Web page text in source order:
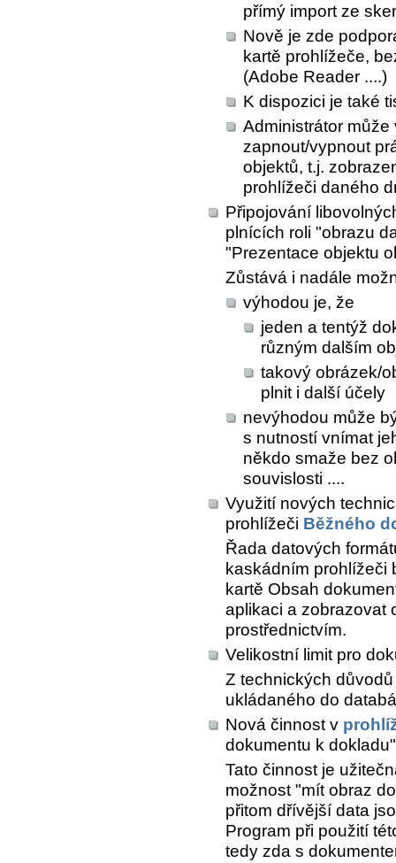
přímý import ze
Nově je zde
kartě prohlížeče,
(Adobe Reader ....)
K dispozici je také
Administrátor
zapnout/vypnout
objektů, t.j.
prohlížeči daného
Připojování
plnících roli "obrazu
"Prezentace objektu
Zůstává i nadále
výhodou je, že
jeden a tentýž
různým dalším
takový obrázek/
plnit i další účely
nevýhodou může
s nutností vnímat
někdo smaže bez
souvislosti ....
Využití nových
prohlížeči Běžného
Řada datových
kaskádním prohlížeči
kartě Obsah
aplikaci a zobrazovat
prostřednictvím.
Velikostní limit pro
Z technických
ukládaného do
Nová činnost v
dokumentu k dokladu"
Tato činnost je
možnost "mít obraz
přitom dřívější data
Program při použití
tedy zda s